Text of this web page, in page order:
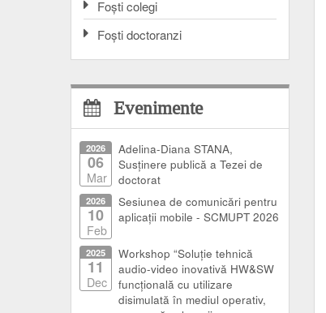
Foşti colegi
Foşti doctoranzi
Evenimente
2026
06
Mar
Adelina-Diana STANA,
Susținere publică a Tezei de
doctorat
2026
10
Feb
Sesiunea de comunicări pentru
aplicații mobile - SCMUPT 2026
2025
11
Dec
Workshop “Soluție tehnică
audio-video inovativă HW&SW
funcțională cu utilizare
disimulată în mediul operativ,